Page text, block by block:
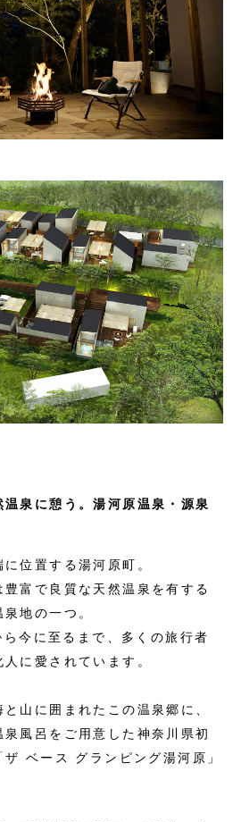
温泉に憩う。湯河原温泉・源泉
位置する湯河原町。
富で良質な天然温泉を有する
地の一つ。
今に至るまで、多くの旅行者
に愛されています。
山に囲まれたこの温泉郷に、
風呂をご用意した神奈川県初
ベース グランピング湯河原」